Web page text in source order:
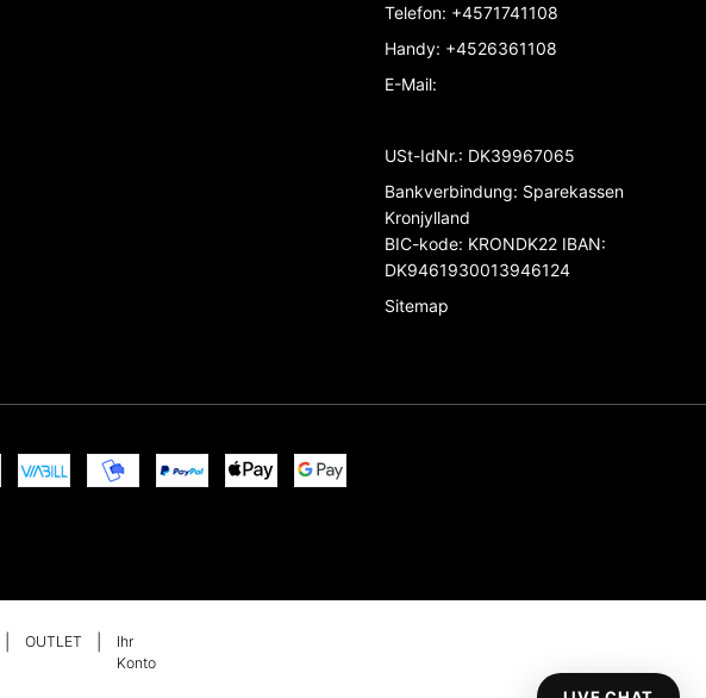
Telefon: +4571741108
Handy: +4526361108
E-Mail:
USt-IdNr.: DK39967065
Bankverbindung: Sparekassen
Kronjylland
BIC-kode: KRONDK22 IBAN:
DK9461930013946124
Sitemap
OUTLET
Ihr
Konto